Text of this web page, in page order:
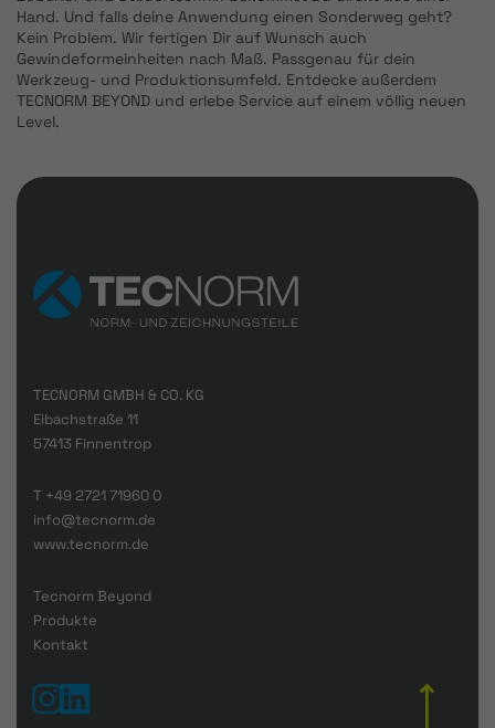
Hand. Und falls deine Anwendung einen Sonderweg geht?
Kein Problem. Wir fertigen Dir auf Wunsch auch
Gewindeformeinheiten nach Maß. Passgenau für dein
Werkzeug- und Produktionsumfeld. Entdecke außerdem
TECNORM BEYOND und erlebe Service auf einem völlig neuen
Level.
TECNORM GMBH & CO. KG
Eibachstraße 11
57413 Finnentrop
T +49 2721 71960 0
info@tecnorm.de
www.tecnorm.de
Tecnorm Beyond
Produkte
Kontakt